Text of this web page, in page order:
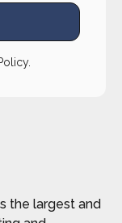
.
the largest and